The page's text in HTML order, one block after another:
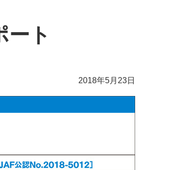
ート
2018年5月23日